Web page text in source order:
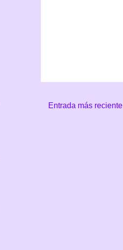
Entrada más reciente